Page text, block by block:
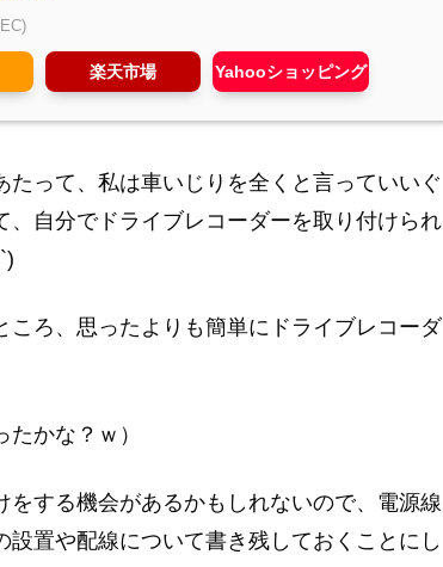
楽天市場 Yahooショッピング
って、私は車いじりを全くと言っていいぐ
自分でドライブレコーダーを取り付けられ
ろ、思ったよりも簡単にドライブレコーダ
かな？ｗ）
する機会があるかもしれないので、電源線
置や配線について書き残しておくことにし